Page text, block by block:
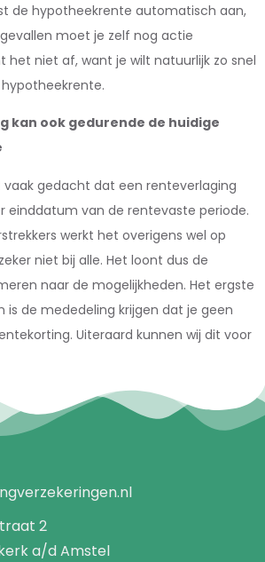
de hypotheekrente automatisch aan,
moet je zelf nog actie
het niet af, want je wilt natuurlijk zo snel
kan ook gedurende de huidige
gedacht dat een renteverlaging
einddatum van de rentevaste periode.
werkt het overigens wel op
niet bij alle. Het loont dus de
naar de mogelijkheden. Het ergste
is de mededeling krijgen dat je geen
Uiteraard kunnen wij dit voor
2
a/d Amstel